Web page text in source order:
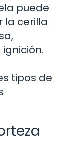
puede
la cerilla
tipos de